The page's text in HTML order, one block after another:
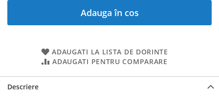
Adauga în cos
ADAUGATI LA LISTA DE DORINTE
ADAUGATI PENTRU COMPARARE
Descriere